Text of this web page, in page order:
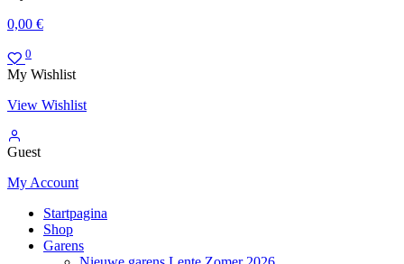
0,00 €
0
My Wishlist
View Wishlist
Guest
My Account
Startpagina
Shop
Garens